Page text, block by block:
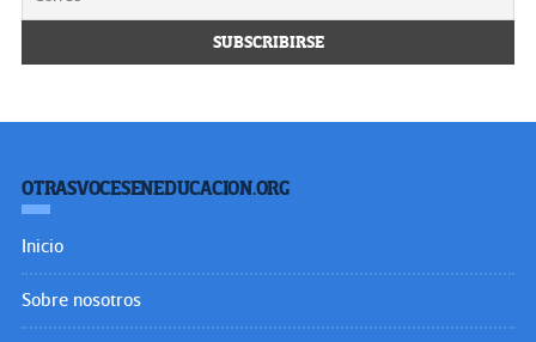
OTRASVOCESENEDUCACION.ORG
Inicio
Sobre nosotros